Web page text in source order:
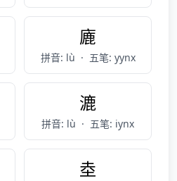
廘
拼音: lù · 五笔: yynx
漉
拼音: lù · 五笔: iynx
坴